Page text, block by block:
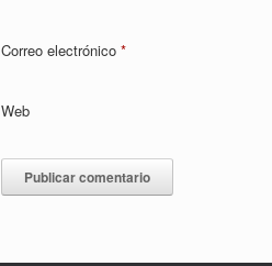
Correo electrónico *
Web